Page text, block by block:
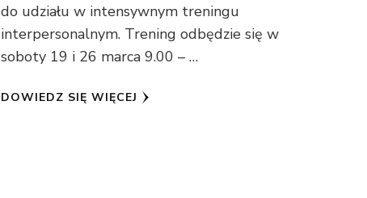
do udziału w intensywnym treningu
interpersonalnym. Trening odbędzie się w
soboty 19 i 26 marca 9.00 – …
DOWIEDZ SIĘ WIĘCEJ